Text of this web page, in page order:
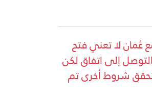
عُمان لا تعني فتح
إلى اتفاق لكن
شروط أخرى تم